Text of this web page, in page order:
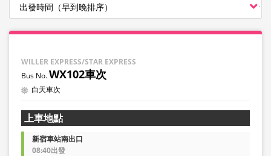
WILLER EXPRESS/STAR EXPRESS
WX102車次
白天車次
上車地點
新宿車站南出口
08:40出發